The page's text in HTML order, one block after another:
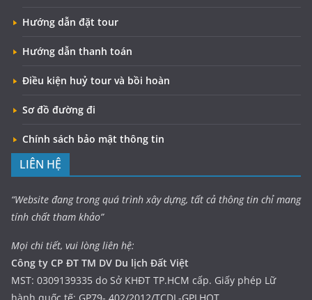
Hướng dẫn đặt tour
Hướng dẫn thanh toán
Điều kiện huỷ tour và bồi hoàn
Sơ đồ đường đi
Chính sách bảo mật thông tin
LIÊN HỆ
“Website đang trong quá trình xây dựng, tất cả thông tin chỉ mang
tính chất tham khảo”
Mọi chi tiết, vui lòng liên hệ:
Công ty CP ĐT TM DV Du lịch Đất Việt
MST: 0309139335 do Sở KHĐT TP.HCM cấp. Giấy phép Lữ